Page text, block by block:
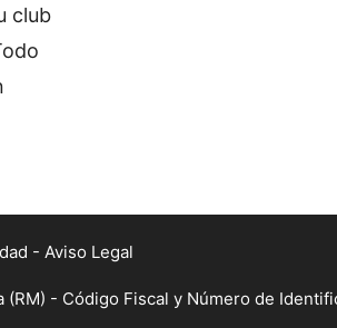
club
- Aviso Legal
- Código Fiscal y Número de